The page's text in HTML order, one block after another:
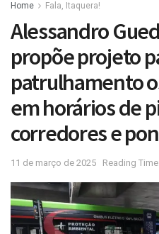
Home Fala, Itaquera!
Alessandro
propõe projeto
patrulhamento
em horários de
corredores e
11 de março de 2025 Reading